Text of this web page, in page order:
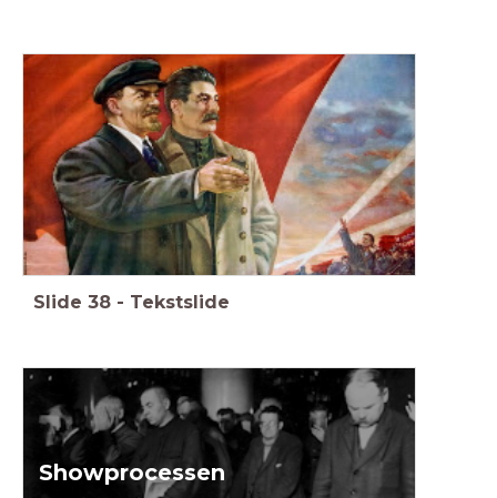
Slide 38 - Tekstslide
Showprocessen